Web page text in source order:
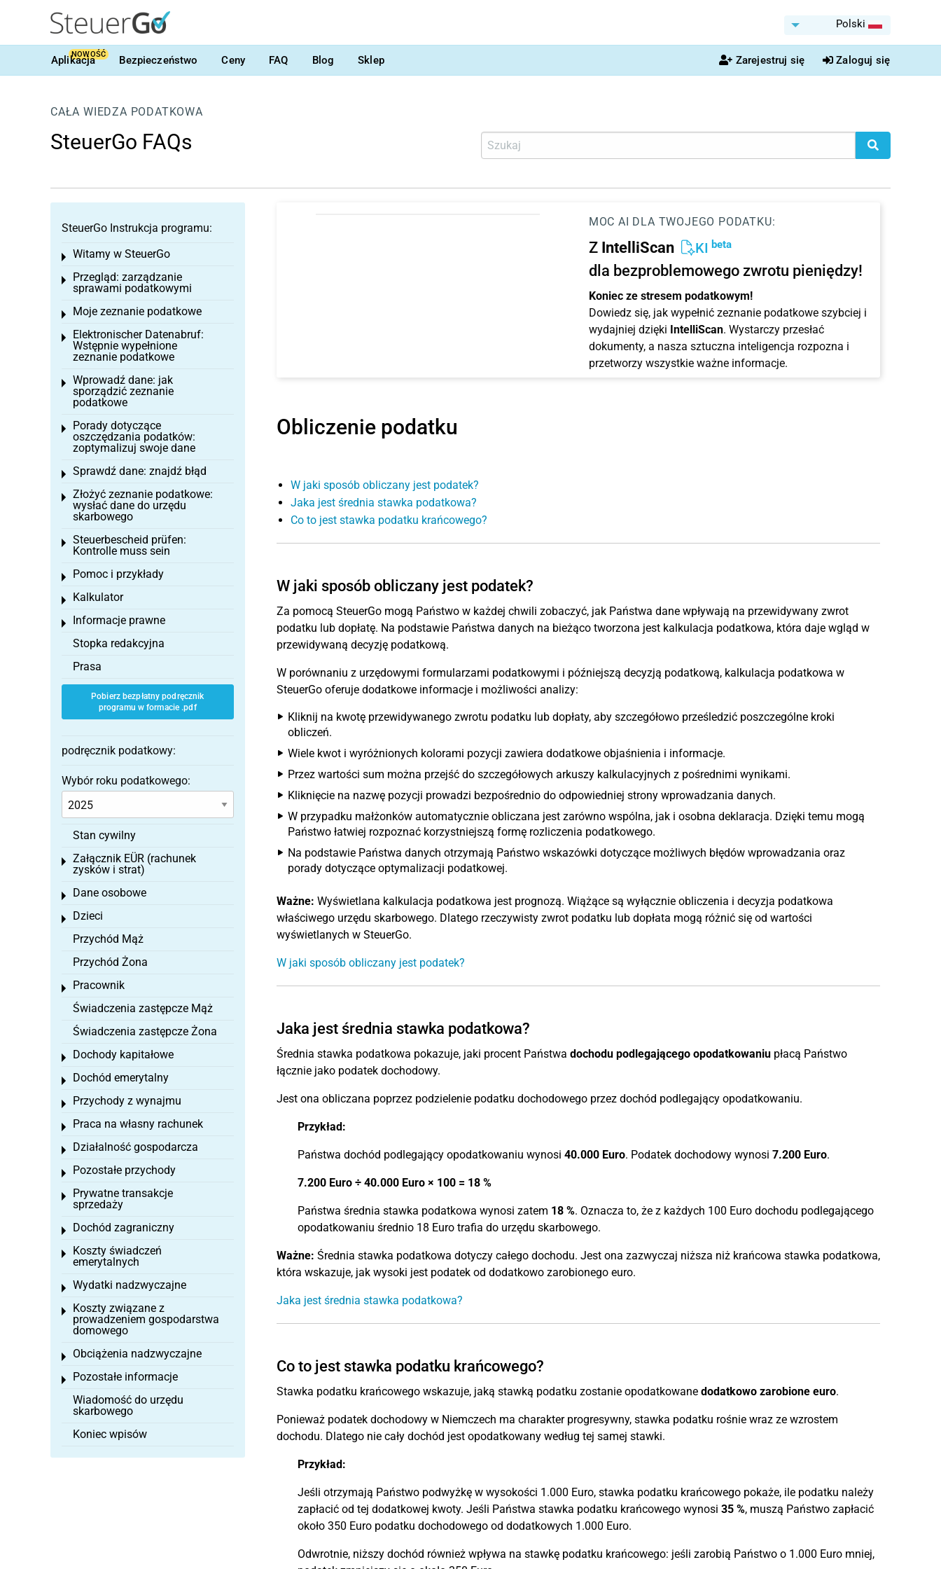
Polski
Aplikacja
NOWOŚĆ Bezpieczeństwo Ceny FAQ Blog Sklep Zarejestruj się Zaloguj się
CAŁA WIEDZA PODATKOWA
SteuerGo FAQs
MOC AI DLA TWOJEGO PODATKU:
Z IntelliScan KI beta
dla bezproblemowego zwrotu pieniędzy!
Koniec ze stresem podatkowym!
Dowiedz się, jak wypełnić zeznanie podatkowe szybciej i
wydajniej dzięki IntelliScan. Wystarczy przesłać
dokumenty, a nasza sztuczna inteligencja rozpozna i
przetworzy wszystkie ważne informacje.
Obliczenie podatku
W jaki sposób obliczany jest podatek?
Jaka jest średnia stawka podatkowa?
Co to jest stawka podatku krańcowego?
W jaki sposób obliczany jest podatek?
Za pomocą SteuerGo mogą Państwo w każdej chwili zobaczyć, jak Państwa dane wpływają na przewidywany zwrot
podatku lub dopłatę. Na podstawie Państwa danych na bieżąco tworzona jest kalkulacja podatkowa, która daje wgląd w
przewidywaną decyzję podatkową.
W porównaniu z urzędowymi formularzami podatkowymi i późniejszą decyzją podatkową, kalkulacja podatkowa w
SteuerGo oferuje dodatkowe informacje i możliwości analizy:
Kliknij na kwotę przewidywanego zwrotu podatku lub dopłaty, aby szczegółowo prześledzić poszczególne kroki
obliczeń.
Wiele kwot i wyróżnionych kolorami pozycji zawiera dodatkowe objaśnienia i informacje.
Przez wartości sum można przejść do szczegółowych arkuszy kalkulacyjnych z pośrednimi wynikami.
Kliknięcie na nazwę pozycji prowadzi bezpośrednio do odpowiedniej strony wprowadzania danych.
W przypadku małżonków automatycznie obliczana jest zarówno wspólna, jak i osobna deklaracja. Dzięki temu mogą
Państwo łatwiej rozpoznać korzystniejszą formę rozliczenia podatkowego.
Na podstawie Państwa danych otrzymają Państwo wskazówki dotyczące możliwych błędów wprowadzania oraz
porady dotyczące optymalizacji podatkowej.
Ważne: Wyświetlana kalkulacja podatkowa jest prognozą. Wiążące są wyłącznie obliczenia i decyzja podatkowa
właściwego urzędu skarbowego. Dlatego rzeczywisty zwrot podatku lub dopłata mogą różnić się od wartości
wyświetlanych w SteuerGo.
W jaki sposób obliczany jest podatek?
Jaka jest średnia stawka podatkowa?
Średnia stawka podatkowa pokazuje, jaki procent Państwa dochodu podlegającego opodatkowaniupłacą Państwo
łącznie jako podatek dochodowy.
Jest ona obliczana poprzez podzielenie podatku dochodowego przez dochód podlegający opodatkowaniu.
Przykład:
Państwa dochód podlegający opodatkowaniu wynosi 40.000 Euro. Podatek dochodowy wynosi 7.200 Euro.
7.200 Euro ÷ 40.000 Euro × 100 = 18 %
Państwa średnia stawka podatkowa wynosi zatem 18 %. Oznacza to, że z każdych 100 Euro dochodu podlegającego
opodatkowaniu średnio 18 Euro trafia do urzędu skarbowego.
Ważne: Średnia stawka podatkowa dotyczy całego dochodu. Jest ona zazwyczaj niższa niż krańcowa stawka podatkowa,
która wskazuje, jak wysoki jest podatek od dodatkowo zarobionego euro.
Jaka jest średnia stawka podatkowa?
Co to jest stawka podatku krańcowego?
Stawka podatku krańcowego wskazuje, jaką stawką podatku zostanie opodatkowane dodatkowo zarobione euro.
Ponieważ podatek dochodowy w Niemczech ma charakter progresywny, stawka podatku rośnie wraz ze wzrostem
dochodu. Dlatego nie cały dochód jest opodatkowany według tej samej stawki.
Przykład:
Jeśli otrzymają Państwo podwyżkę w wysokości 1.000 Euro, stawka podatku krańcowego pokaże, ile podatku należy
zapłacić od tej dodatkowej kwoty. Jeśli Państwa stawka podatku krańcowego wynosi 35 %, muszą Państwo zapłacić
około 350 Euro podatku dochodowego od dodatkowych 1.000 Euro.
Odwrotnie, niższy dochód również wpływa na stawkę podatku krańcowego: jeśli zarobią Państwo o 1.000 Euro mniej,
SteuerGo Instrukcja programu:
Witamy w SteuerGo
Toggle menu
Przegląd: zarządzanie
sprawami podatkowymi
Toggle menu
Moje zeznanie podatkowe
Toggle menu
Elektronischer Datenabruf:
Wstępnie wypełnione
zeznanie podatkowe
Toggle menu
Wprowadź dane: jak
sporządzić zeznanie
podatkowe
Toggle menu
Porady dotyczące
oszczędzania podatków:
zoptymalizuj swoje dane
Toggle menu
Sprawdź dane: znajdź błąd
Toggle menu
Złożyć zeznanie podatkowe:
wysłać dane do urzędu
skarbowego
Toggle menu
Steuerbescheid prüfen:
Kontrolle muss sein
Toggle menu
Pomoc i przykłady
Toggle menu
Kalkulator
Toggle menu
Informacje prawne
Toggle menu
Stopka redakcyjna
Prasa
Pobierz bezpłatny podręcznik
programu w formacie .pdf
podręcznik podatkowy:
Wybór roku podatkowego:
Stan cywilny
Załącznik EÜR (rachunek
zysków i strat)
Toggle menu
Dane osobowe
Toggle menu
Dzieci
Toggle menu
Przychód Mąż
Przychód Żona
Pracownik
Toggle menu
Świadczenia zastępcze Mąż
Świadczenia zastępcze Żona
Dochody kapitałowe
Toggle menu
Dochód emerytalny
Toggle menu
Przychody z wynajmu
Toggle menu
Praca na własny rachunek
Toggle menu
Działalność gospodarcza
Toggle menu
Pozostałe przychody
Toggle menu
Prywatne transakcje
sprzedaży
Toggle menu
Dochód zagraniczny
Toggle menu
Koszty świadczeń
emerytalnych
Toggle menu
Wydatki nadzwyczajne
Toggle menu
Koszty związane z
prowadzeniem gospodarstwa
domowego
Toggle menu
Obciążenia nadzwyczajne
Toggle menu
Pozostałe informacje
Toggle menu
Wiadomość do urzędu
skarbowego
Koniec wpisów